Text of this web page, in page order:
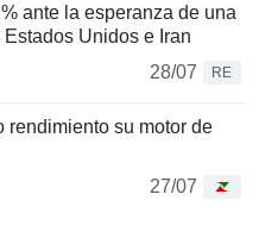
ante la esperanza de una
Unidos e Iran
28/07
RE
rendimiento su motor de
27/07